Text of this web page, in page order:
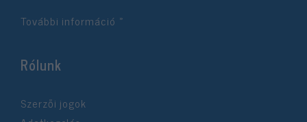
További információ »
Rólunk
Szerzői jogok